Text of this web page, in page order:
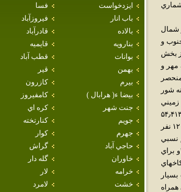
ايزدخواست
فسا
باب انار
فيروزآباد
بالاده
قادرآباد
بنارويه
قايميه
بوانات
قطب آباد
بهمن
قير
بيرم
كازرون
بيضا ء( هرابال )
كامفيروز
جنت شهر
كره اي
جويم
كنارتخته
جهرم
كوار
حاجي آباد
گراش
خاوران
گله دار
خرامه
لار
خشت
لامرد
شمال
و
بخش
مهر و
شور
چون قنات، چشمه و آب انبارها تأمين مي‌گردد. جمعيت جمعيت اين شهرستان بر طبق سرشماري سال ۱۳۸۵، برابر با ۵۴٫۴۱۳
نفر بوده‌است از اين تعداد ۱۴۳۸۴ نفر در بخش مركزي و ۱۱۶۵۲ نفر در بخش وراوي و ۱۳۲۰۶ نفر در بخش گله دار و ۱۲۰۳۰ نفر
نسبي
جمعيت براي كل شهرستان ۲۶ نفر در هركيلومتر مربع بوده كه اين رقم براي بخش مركزي۷۷ براي بخش گله دار ۴۲و براي
كاخهاي